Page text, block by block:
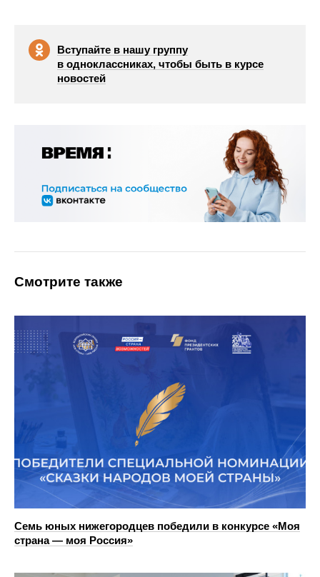
Вступайте в нашу группу
в одноклассниках, чтобы быть в курсе
новостей
Смотрите также
Семь юных нижегородцев победили в конкурсе «Моя
страна — моя Россия»